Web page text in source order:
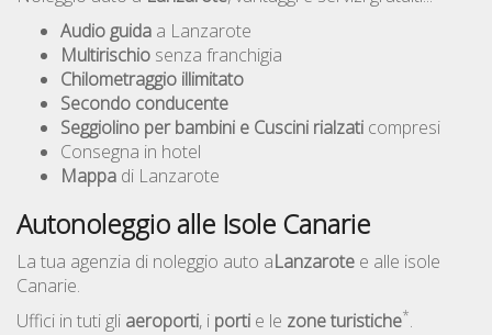
Audio guida a Lanzarote
Multirischio senza franchigia
Chilometraggio illimitato
Secondo conducente
Seggiolino per bambini e Cuscini rialzati compresi
Consegna in hotel
Mappa di Lanzarote
Autonoleggio alle Isole Canarie
La tua agenzia di noleggio auto aLanzarote e alle isole
Canarie.
Uffici in tuti gli aeroporti, i porti e le zone turistiche*.